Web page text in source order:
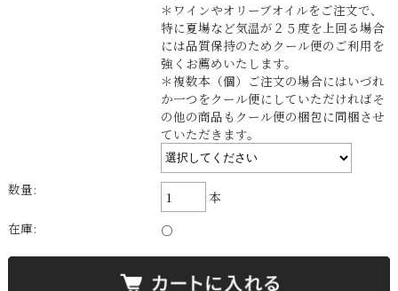
＊ワインやオリーブオイルをご注文で、
特に夏場など気温が２５度を上回る場合
には品質保持のためクール便のご利用を
強くお薦めいたします。
＊複数本（個）ご注文の場合にはいづれ
か一つをクール便にしていただければそ
の他の商品もクール便の梱包に同梱させ
ていただきます。
数量:
本
在庫:
○